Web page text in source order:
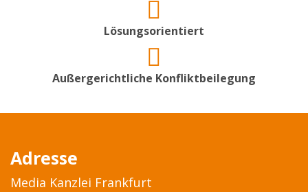
Lösungsorientiert
Außergerichtliche Konfliktbeilegung
Adresse
Media Kanzlei Frankfurt